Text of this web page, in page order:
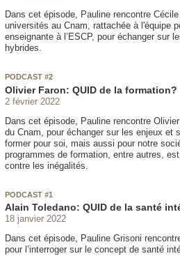
Dans cet épisode, Pauline rencontre
universités au Cnam, rattachée à l'équipe
enseignante à l’ESCP, pour échanger sur
hybrides.
PODCAST #2
Olivier Faron: QUID de la formation?
2 février 2022
Dans cet épisode, Pauline rencontre
du Cnam, pour échanger sur les enjeux et
former pour soi, mais aussi pour notre
programmes de formation, entre autres,
contre les inégalités.
PODCAST #1
Alain Toledano: QUID de la santé
18 janvier 2022
Dans cet épisode, Pauline Grisoni
pour l’interroger sur le concept de santé